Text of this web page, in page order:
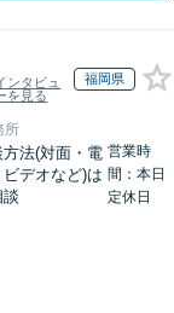
ンタビュ
を見る
福岡県
所
方法(対面・電
ビデオなど)は
談
営業時
間：本日
定休日